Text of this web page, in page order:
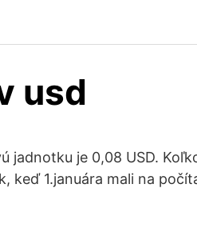
usd
jadnotku je 0,08 USD.
keď 1.januára mali na